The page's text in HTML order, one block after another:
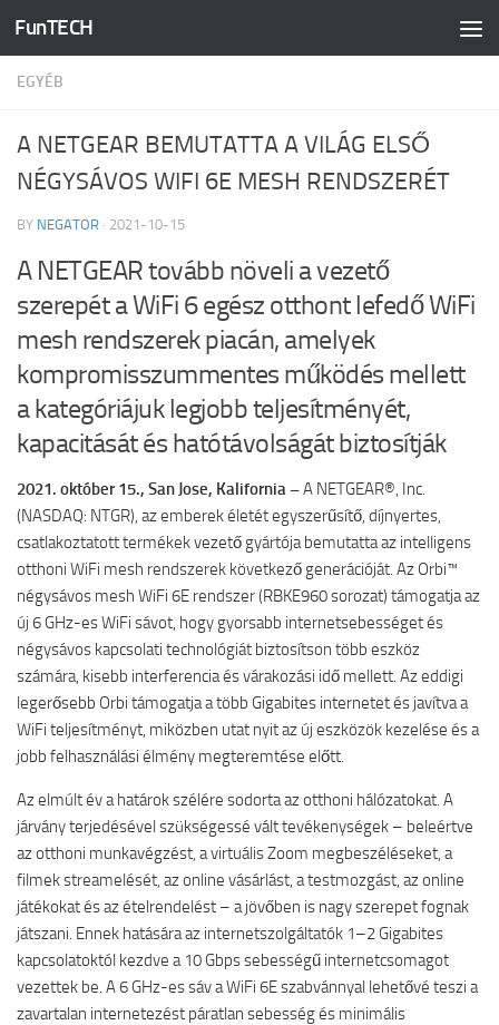
Skip to content
FunTECH
EGYÉB
A NETGEAR BEMUTATTA A VILÁG ELSŐ
NÉGYSÁVOS WIFI 6E MESH RENDSZERÉT
BY NEGATOR · 2021-10-15
A NETGEAR tovább növeli a vezető
szerepét a WiFi 6 egész otthont lefedő WiFi
mesh rendszerek piacán, amelyek
kompromisszummentes működés mellett
a kategóriájuk legjobb teljesítményét,
kapacitását és hatótávolságát biztosítják
2021. október 15., San Jose, Kalifornia –A NETGEAR®, Inc.
(NASDAQ: NTGR), az emberek életét egyszerűsítő, díjnyertes,
csatlakoztatott termékek vezető gyártója bemutatta az intelligens
otthoni WiFi mesh rendszerek következő generációját. Az Orbi™
négysávos mesh WiFi 6E rendszer (RBKE960 sorozat) támogatja az
új 6 GHz-es WiFi sávot, hogy gyorsabb internetsebességet és
négysávos kapcsolati technológiát biztosítson több eszköz
számára, kisebb interferencia és várakozási idő mellett. Az eddigi
legerősebb Orbi támogatja a több Gigabites internetet és javítva a
WiFi teljesítményt, miközben utat nyit az új eszközök kezelése és a
jobb felhasználási élmény megteremtése előtt.
Az elmúlt év a határok szélére sodorta az otthoni hálózatokat. A
járvány terjedésével szükségessé vált tevékenységek – beleértve
az otthoni munkavégzést, a virtuális Zoom megbeszéléseket, a
filmek streamelését, az online vásárlást, a testmozgást, az online
játékokat és az ételrendelést – a jövőben is nagy szerepet fognak
játszani. Ennek hatására az internetszolgáltatók 1–2 Gigabites
kapcsolatoktól kezdve a 10 Gbps sebességű internetcsomagot
vezettek be. A 6 GHz-es sáv a WiFi 6E szabvánnyal lehetővé teszi a
zavartalan internetezést páratlan sebesség és minimális